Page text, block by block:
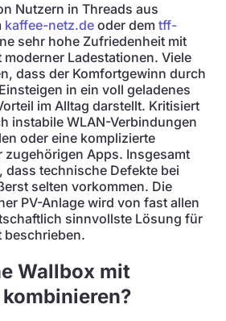
Nutzern in Threads aus
kaffee-netz.de oder dem tff-
sehr hohe Zufriedenheit mit
Ladestationen. Viele
dass der Komfortgewinn durch
in ein voll geladenes
im Alltag darstellt. Kritisiert
instabile WLAN-Verbindungen
oder eine komplizierte
zugehörigen Apps. Insgesamt
technische Defekte bei
selten vorkommen. Die
PV-Anlage wird von fast allen
sinnvollste Lösung für
beschrieben.
Wallbox mit